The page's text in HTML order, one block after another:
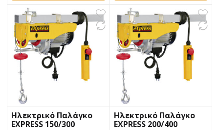
Ηλεκτρικό Παλάγκο
EXPRESS 150/300
Ηλεκτρικό Παλάγκο
EXPRESS 200/400